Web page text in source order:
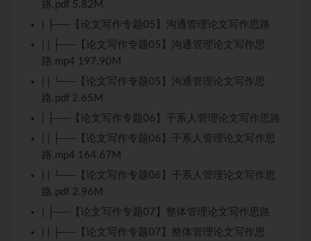
路.pdf 5.82M
| ├──【论文写作专题05】沟通管理论文写作思路
| | ├──【论文写作专题05】沟通管理论文写作思
路.mp4 197.90M
| | └──【论文写作专题05】沟通管理论文写作思
路.pdf 2.65M
| ├──【论文写作专题06】干系人管理论文写作思路
| | ├──【论文写作专题06】干系人管理论文写作思
路.mp4 164.67M
| | └──【论文写作专题06】干系人管理论文写作思
路.pdf 2.96M
| ├──【论文写作专题07】整体管理论文写作思路
| | ├──【论文写作专题07】整体管理论文写作思